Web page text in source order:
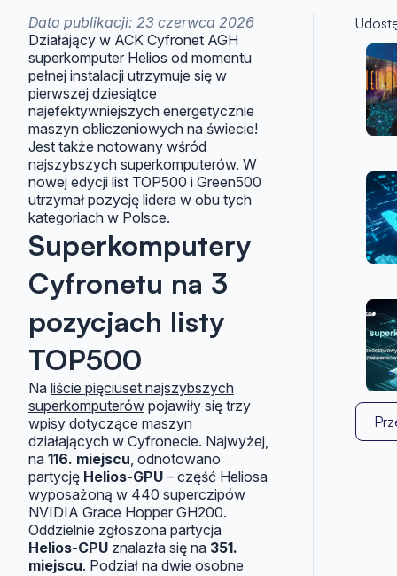
Data publikacji: 23 czerwca 2026
Działający w ACK Cyfronet AGH
superkomputer Helios od momentu
pełnej instalacji utrzymuje się w
pierwszej dziesiątce
najefektywniejszych energetycznie
maszyn obliczeniowych na świecie!
Jest także notowany wśród
najszybszych superkomputerów. W
nowej edycji list TOP500 i Green500
utrzymał pozycję lidera w obu tych
kategoriach w Polsce.
Superkomputery
Cyfronetu na 3
pozycjach listy
TOP500
Na liście pięciuset najszybszych
superkomputerów pojawiły się trzy
wpisy dotyczące maszyn
działających w Cyfronecie. Najwyżej,
na 116. miejscu, odnotowano
partycję Helios-GPU – część Heliosa
wyposażoną w 440 superczipów
NVIDIA Grace Hopper GH200.
Oddzielnie zgłoszona partycja
Helios-CPU znalazła się na 351.
miejscu. Podział na dwie osobne